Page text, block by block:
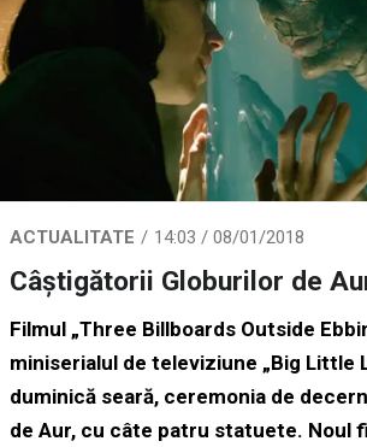
ACTUALITATE 14:03 / 08/01/2018
Câştigătorii Globurilor de
Filmul „Three Billboards Outside
miniserialul de televiziune „Big Little
duminică seară, ceremonia de
de Aur, cu câte patru statuete. Noul